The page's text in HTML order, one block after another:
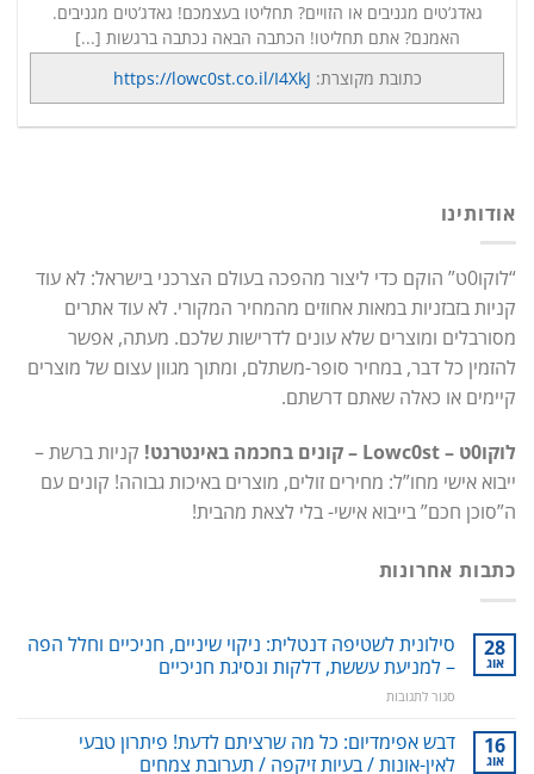
גאדג’טים מגניבים או הזויים? תחליטו בעצמכם! גאדג’טים מגניבים.
האמנם? אתם תחליטו! הכתבה הבאה נכתבה ברגשות [...]
כתובת מקוצרת: https://lowc0st.co.il/I4XkJ
אודותינו
“לוקו0ט” הוקם כדי ליצור מהפכה בעולם הצרכני בישראל: לא עוד
קניות בזבזניות במאות אחוזים מהמחיר המקורי. לא עוד אתרים
מסורבלים ומוצרים שלא עונים לדרישות שלכם. מעתה, אפשר
להזמין כל דבר, במחיר סופר-משתלם, ומתוך מגוון עצום של מוצרים
קיימים או כאלה שאתם דרשתם.
לוקו0ט – Lowc0st – קונים בחכמה באינטרנט!
קניות ברשת –
ייבוא אישי מחו”ל: מחירים זולים, מוצרים באיכות גבוהה! קונים עם
ה”סוכן חכם” בייבוא אישי- בלי לצאת מהבית!
כתבות אחרונות
28
אוג
סילונית לשטיפה דנטלית: ניקוי שיניים, חניכיים וחלל הפה
– למניעת עששת, דלקות ונסיגת חניכיים
סגור לתגובותעל
לשטיפה
דנטלית:
16
אוג
דבש אפימדיום: כל מה שרציתם לדעת! פיתרון טבעי
לאין-אונות / בעיות זיקפה / תערובת צמחים